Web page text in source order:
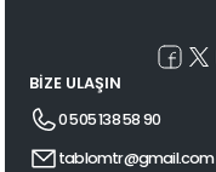
BİZE ULAŞIN
0 505 138 58 90
tablomtr@gmail.com